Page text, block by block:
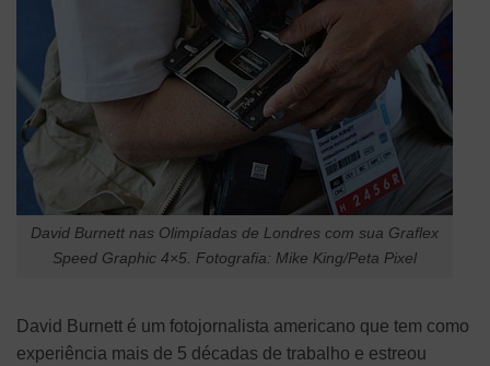
David Burnett nas Olimpíadas de Londres com sua Graflex
Speed Graphic 4×5. Fotografia: Mike King/Peta Pixel
David Burnett é um fotojornalista americano que tem como
experiência mais de 5 décadas de trabalho e estreou